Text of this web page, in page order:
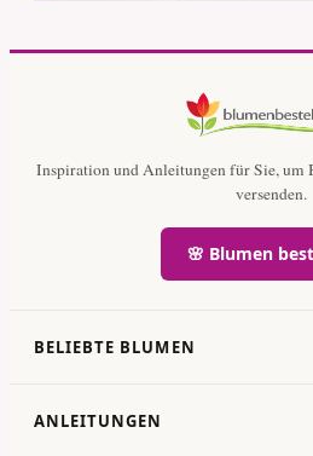
Inspiration und Anleitungen für Sie, um
versenden.
🌸 Blumen
BELIEBTE BLUMEN
ANLEITUNGEN